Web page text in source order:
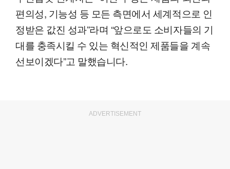
편의성, 기능성 등 모든 측면에서 세계적으로 인
정받은 값진 성과”라며 “앞으로도 소비자들의 기
대를 충족시킬 수 있는 혁신적인 제품들을 계속
선보이겠다”고 말했습니다.
ADVERTISEMENT